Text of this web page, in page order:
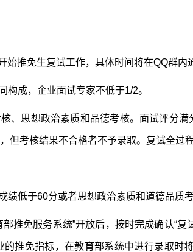
推免生复试工作，具体时间将在QQ群内
构成，企业面试专家不低于1/2。
、思想政治素质和品德考核。面试评分满
但考核结果不合格者不予录取。复试全过
低于60分或者思想政治素质和道德品质
推免服务系统”开放后，按时完成确认“复
推免指标，在教育部系统中进行录取时